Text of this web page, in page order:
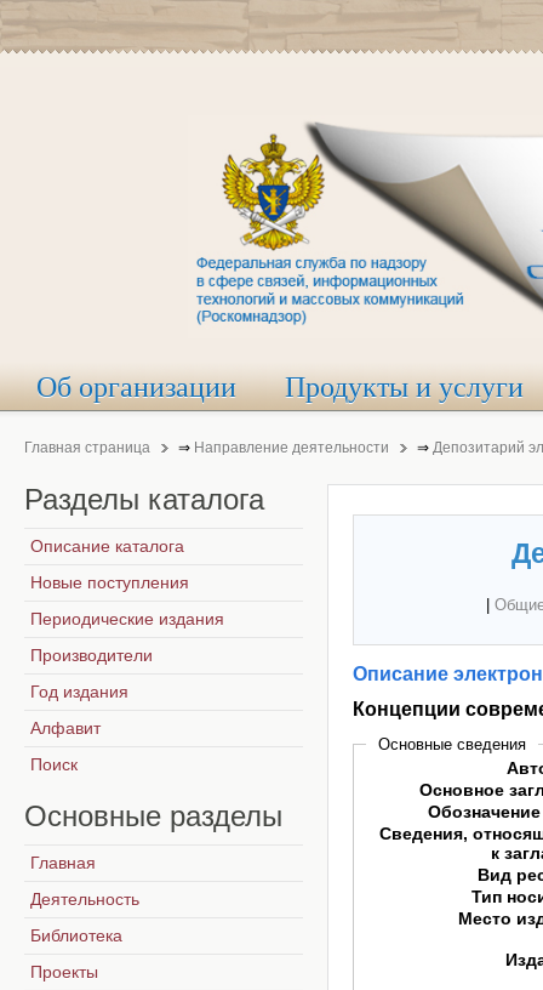
Об организации Продукты и услуги
Главная страница ⇒ Направление деятельности ⇒ Депозитарий
Описание
Концепции
Основные сведения
Основное
Сведения,
к
Вид
Тип
Место
Разделы каталога
Описание каталога
Новые поступления
Периодические издания
Производители
Год издания
Алфавит
Поиск
Основные разделы
Главная
Деятельность
Библиотека
Проекты